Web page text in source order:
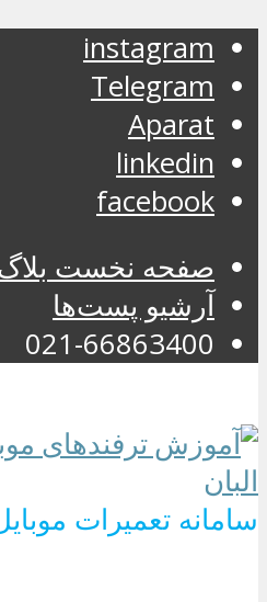
instagram
Telegram
Aparat
linkedin
facebook
صفحه نخست بلاگ
آرشیو پست‌ها
021-66863400
سامانه تعمیرات